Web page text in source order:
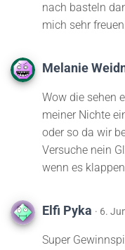
nach basteln
mich sehr
Melanie
Wow die sehen
meiner Nichte
oder so da wir
Versuche nein
wenn es
Elfi Pyka · 6.
Super